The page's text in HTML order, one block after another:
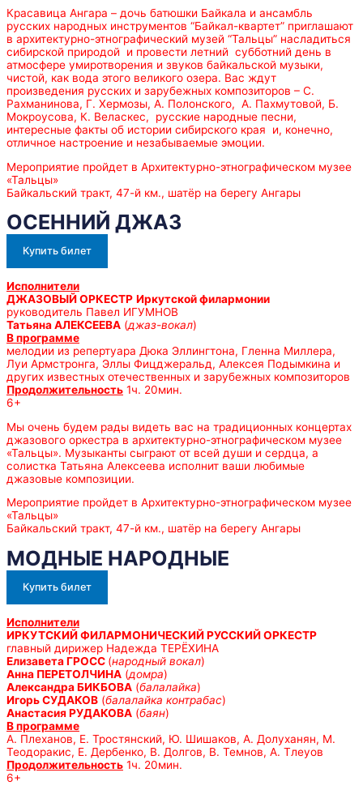
Красавица Ангара – дочь батюшки Байкала и ансамбль
русских народных инструментов “Байкал-квартет” приглашают
в архитектурно-этнографический музей “Тальцы” насладиться
сибирской природой и провести летний субботний день в
атмосфере умиротворения и звуков байкальской музыки,
чистой, как вода этого великого озера. Вас ждут
произведения русских и зарубежных композиторов – С.
Рахманинова, Г. Хермозы, А. Полонского, А. Пахмутовой, Б.
Мокроусова, К. Веласкес, русские народные песни,
интересные факты об истории сибирского края и, конечно,
отличное настроение и незабываемые эмоции.
Мероприятие пройдет в Архитектурно-этнографическом музее
«Тальцы»
Байкальский тракт, 47-й км., шатёр на берегу Ангары
ОСЕННИЙ ДЖАЗ
Купить билет
Исполнители
ДЖАЗОВЫЙ ОРКЕСТР Иркутской филармонии
руководитель Павел ИГУМНОВ
Татьяна АЛЕКСЕЕВА (джаз-вокал)
В программе
мелодии из репертуара Дюка Эллингтона, Гленна Миллера,
Луи Армстронга, Эллы Фицджеральд, Алексея Подымкина и
других известных отечественных и зарубежных композиторов
Продолжительность 1ч. 20мин.
6+
Мы очень будем рады видеть вас на традиционных концертах
джазового оркестра в архитектурно-этнографическом музее
«Тальцы». Музыканты сыграют от всей души и сердца, а
солистка Татьяна Алексеева исполнит ваши любимые
джазовые композиции.
Мероприятие пройдет в Архитектурно-этнографическом музее
«Тальцы»
Байкальский тракт, 47-й км., шатёр на берегу Ангары
МОДНЫЕ НАРОДНЫЕ
Купить билет
Исполнители
ИРКУТСКИЙ ФИЛАРМОНИЧЕСКИЙ РУССКИЙ ОРКЕСТР
главный дирижер Надежда ТЕРЁХИНА
Елизавета ГРОСС (народный вокал)
Анна ПЕРЕТОЛЧИНА (домра)
Александра БИКБОВА (балалайка)
Игорь СУДАКОВ (балалайка контрабас)
Анастасия РУДАКОВА (баян)
В программе
А. Плеханов, Е. Тростянский, Ю. Шишаков, А. Долуханян, М.
Теодоракис, Е. Дербенко, В. Долгов, В. Темнов, А. Тлеуов
Продолжительность 1ч. 20мин.
6+